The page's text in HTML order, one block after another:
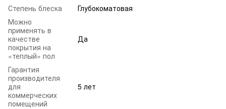
Степень блеска
Глубокоматовая
Можно
применять в
качестве
покрытия на
«теплый» пол
Да
Гарантия
производителя
для
коммерческих
помещений
5 лет